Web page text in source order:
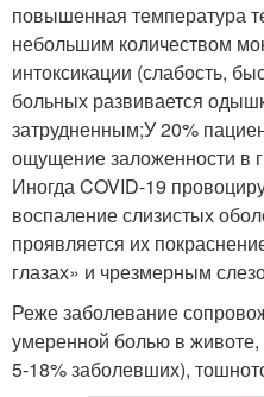
повышенная температура
небольшим количеством
интоксикации (слабость,
больных развивается
затрудненным;У 20%
ощущение заложенности в
Иногда COVID-19
воспаление слизистых
проявляется их
глазах» и чрезмерным
Реже заболевание
умеренной болью в животе,
5-18% заболевших),